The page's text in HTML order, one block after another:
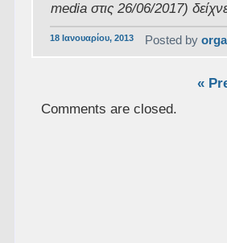
media στις 26/06/2017)
18 Ιανουαρίου, 2013 Posted by
«
Comments are closed.